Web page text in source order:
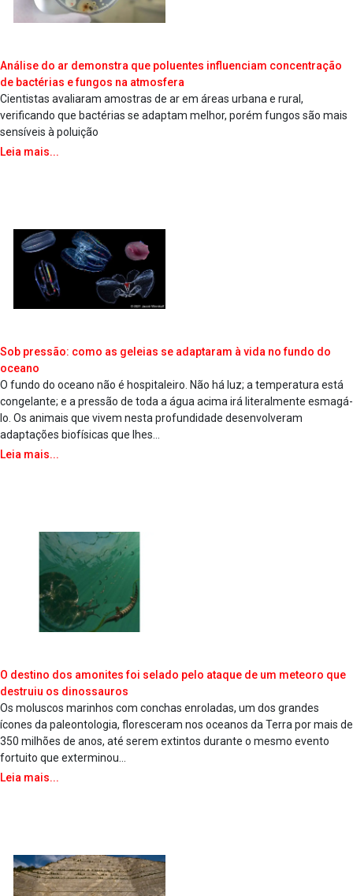
Análise do ar demonstra que poluentes influenciam concentração
de bactérias e fungos na atmosfera
Cientistas avaliaram amostras de ar em áreas urbana e rural,
verificando que bactérias se adaptam melhor, porém fungos são mais
sensíveis à poluição
Leia mais...
Sob pressão: como as geleias se adaptaram à vida no fundo do
oceano
O fundo do oceano não é hospitaleiro. Não há luz; a temperatura está
congelante; e a pressão de toda a água acima irá literalmente esmagá-
lo. Os animais que vivem nesta profundidade desenvolveram
adaptações biofísicas que lhes...
Leia mais...
O destino dos amonites foi selado pelo ataque de um meteoro que
destruiu os dinossauros
Os moluscos marinhos com conchas enroladas, um dos grandes
ícones da paleontologia, floresceram nos oceanos da Terra por mais de
350 milhões de anos, até serem extintos durante o mesmo evento
fortuito que exterminou...
Leia mais...